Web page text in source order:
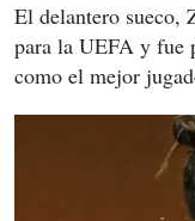
El delantero sueco,
para la UEFA y fue
como el mejor